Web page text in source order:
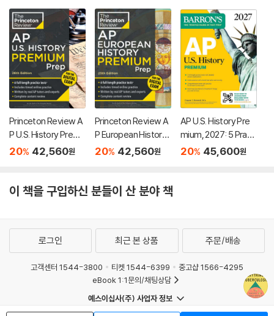
Princeton Review A
P U.S. History Premi
um Prep, 26th Editio
line + Content Revie
20% 42,560원
Princeton Review A
P European History
Premium Prep, 25th
ce Online + Content
20% 42,560원
AP U.S. History Pre
mium, 2027: 5 Practi
ce Tests + Compre
20% 45,600원
이 책을 구입하신 분들이 산 분야 책
로그인 최근 본 상품 주문/배송
고객센터 1544-3800 티켓 1544-6399
중고샵 1566-4295
eBook 1:1문의/채팅상담
예스이십사(주) 사업자 정보